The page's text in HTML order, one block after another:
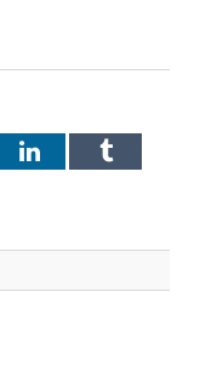
LinkedInTumblr